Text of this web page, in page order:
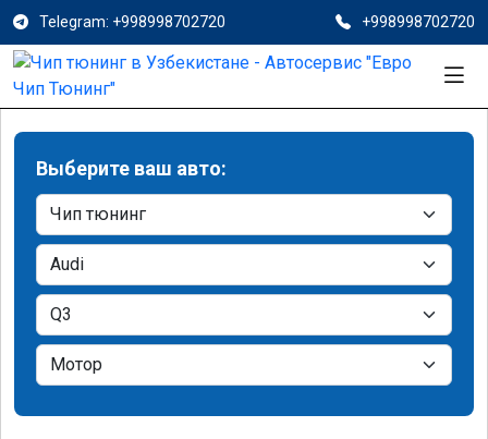
Telegram: +998998702720 +998998702720
Выберите ваш авто: